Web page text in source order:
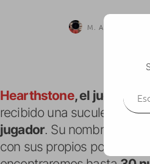
M. Alejandro W.
Hearthstone, el juego de
recibido una suculenta
jugador. Su nombre es el
con sus propios poderes,